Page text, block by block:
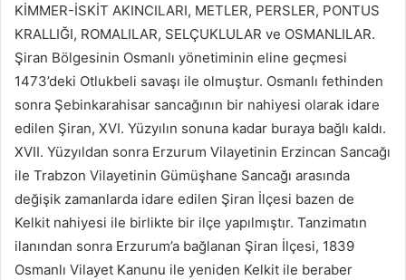
KİMMER-İSKİT AKINCILARI, METLER, PERSLER, PONTUS
KRALLIĞI, ROMALILAR, SELÇUKLULAR ve OSMANLILAR.
Şiran Bölgesinin Osmanlı yönetiminin eline geçmesi
1473’deki Otlukbeli savaşı ile olmuştur. Osmanlı fethinden
sonra Şebinkarahisar sancağının bir nahiyesi olarak idare
edilen Şiran, XVI. Yüzyılın sonuna kadar buraya bağlı kaldı.
XVII. Yüzyıldan sonra Erzurum Vilayetinin Erzincan Sancağı
ile Trabzon Vilayetinin Gümüşhane Sancağı arasında
değişik zamanlarda idare edilen Şiran İlçesi bazen de
Kelkit nahiyesi ile birlikte bir ilçe yapılmıştır. Tanzimatın
ilanından sonra Erzurum’a bağlanan Şiran İlçesi, 1839
Osmanlı Vilayet Kanunu ile yeniden Kelkit ile beraber